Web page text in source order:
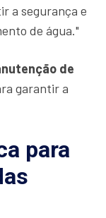
a segurança e
de água."
de
garantir a
para